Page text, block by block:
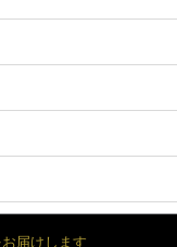
届けします